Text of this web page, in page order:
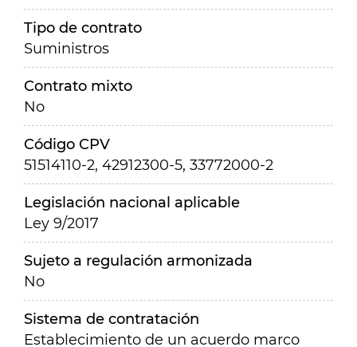
Tipo de contrato
Suministros
Contrato mixto
No
Código CPV
51514110-2, 42912300-5, 33772000-2
Legislación nacional aplicable
Ley 9/2017
Sujeto a regulación armonizada
No
Sistema de contratación
Establecimiento de un acuerdo marco